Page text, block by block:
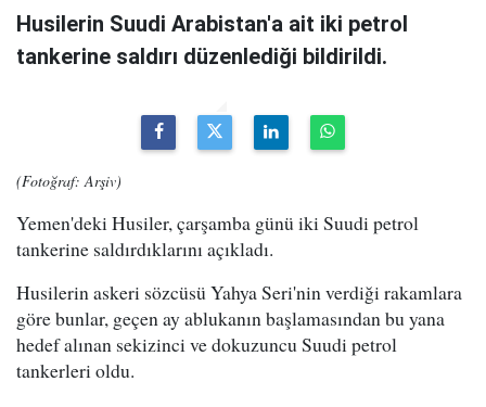
Husilerin Suudi Arabistan'a ait iki petrol
tankerine saldırı düzenlediği bildirildi.
(Fotoğraf: Arşiv)
Yemen'deki Husiler, çarşamba günü iki Suudi petrol
tankerine saldırdıklarını açıkladı.
Husilerin askeri sözcüsü Yahya Seri'nin verdiği rakamlara
göre bunlar, geçen ay ablukanın başlamasından bu yana
hedef alınan sekizinci ve dokuzuncu Suudi petrol
tankerleri oldu.